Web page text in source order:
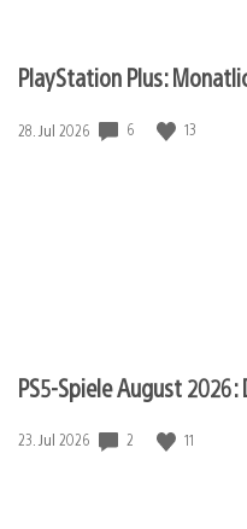
PlayStation Plus:
Veröffentlichungsdatum:
28. Jul 2026 6 13
PS5-Spiele August 2026:
Veröffentlichungsdatum:
23. Jul 2026 2 11